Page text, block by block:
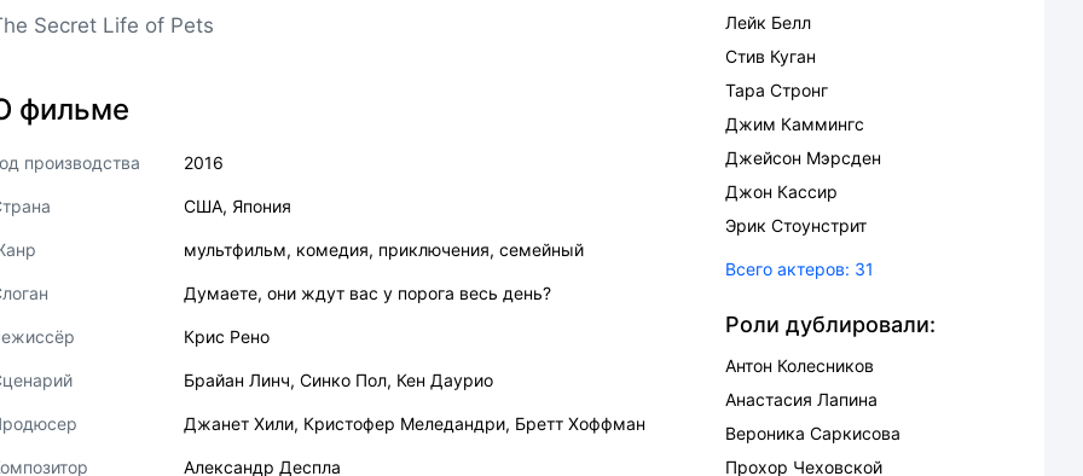
Secret Life of Pets
фильме
производства 2016
США, Япония
мультфильм, комедия, приключения, семейный
Думаете, они ждут вас у порога весь день?
Крис Рено
Брайан Линч, Синко Пол, Кен Даурио
Джанет Хили, Кристофер Меледандри, Бретт Хоффман
Александр Деспла
Лейк Белл
Стив Куган
Тара Стронг
Джим Каммингс
Джейсон Мэрсден
Джон Кассир
Эрик Стоунстрит
Всего актеров: 31
Роли дублировали:
Антон Колесников
Анастасия Лапина
Вероника Саркисова
Прохор Чеховской